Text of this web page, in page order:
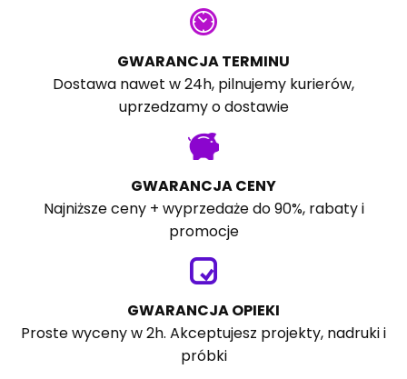
GWARANCJA TERMINU
Dostawa nawet w 24h, pilnujemy kurierów,
uprzedzamy o dostawie
GWARANCJA CENY
Najniższe ceny + wyprzedaże do 90%, rabaty i
promocje
GWARANCJA OPIEKI
Proste wyceny w 2h. Akceptujesz projekty, nadruki i
próbki